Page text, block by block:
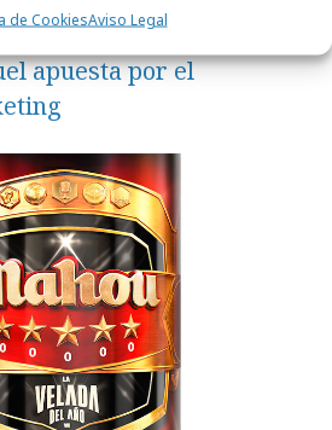
de CookiesAviso Legal
apuesta por el